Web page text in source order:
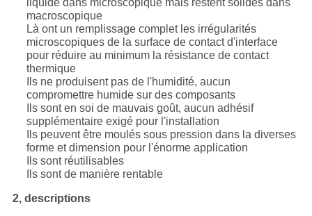
liquide dans microscopique mais restent solides dans
macroscopique
Là ont un remplissage complet les irrégularités
microscopiques de la surface de contact d'interface
pour réduire au minimum la résistance de contact
thermique
Ils ne produisent pas de l'humidité, aucun
compromettre humide sur des composants
Ils sont en soi de mauvais goût, aucun adhésif
supplémentaire exigé pour l'installation
Ils peuvent être moulés sous pression dans la diverses
forme et dimension pour l'énorme application
Ils sont réutilisables
Ils sont de manière rentable
2, descriptions